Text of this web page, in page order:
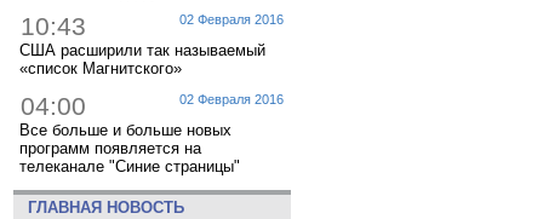
02 Февраля 2016
10:43
США расширили так называемый
«список Магнитского»
02 Февраля 2016
04:00
Все больше и больше новых
программ появляется на
телеканале "Синие страницы"
ГЛАВНАЯ НОВОСТЬ